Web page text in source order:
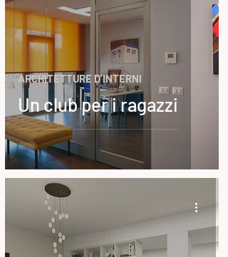
Un club per i ragazzi
ARCHITETTURE D'INTERNI